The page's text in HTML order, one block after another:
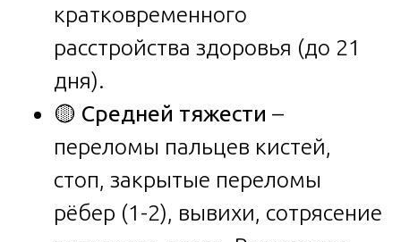
кратковременного
расстройства здоровья (до 21
дня).
🟡 Средней тяжести –
переломы пальцев кистей,
стоп, закрытые переломы
рёбер (1-2), вывихи, сотрясение